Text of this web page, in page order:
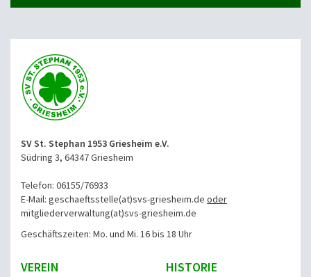
SV St. Stephan 1953 Griesheim e.V.
Südring 3, 64347 Griesheim
Telefon: 06155/76933
E-Mail: geschaeftsstelle(at)svs-griesheim.de oder
mitgliederverwaltung(at)svs-griesheim.de
Geschäftszeiten: Mo. und Mi. 16 bis 18 Uhr
VEREIN HISTORIE